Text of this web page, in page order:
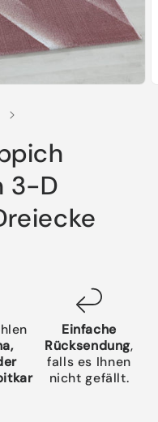
3-D
Einfache
Rücksendung,
falls es Ihnen
nicht gefällt.